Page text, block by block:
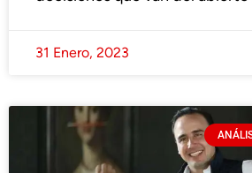
31 Enero, 2023